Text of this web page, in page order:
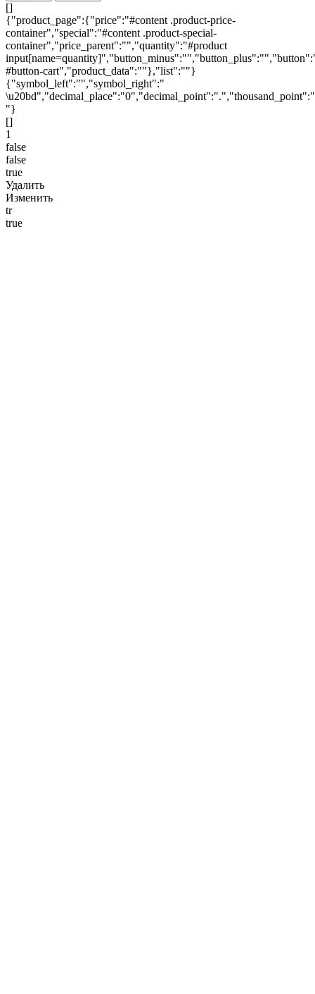
[]
{"product_page":{"price":"#content .product-price-
container","special":"#content .product-special-
container","price_parent":"","quantity":"#product
#button-cart","product_data":""},"list":""}
{"symbol_left":"","symbol_right":"
\u20bd","decimal_place":"0","decimal_point":".","thousand_point":"
"}
[]
1
false
false
true
Удалить
Изменить
tr
true